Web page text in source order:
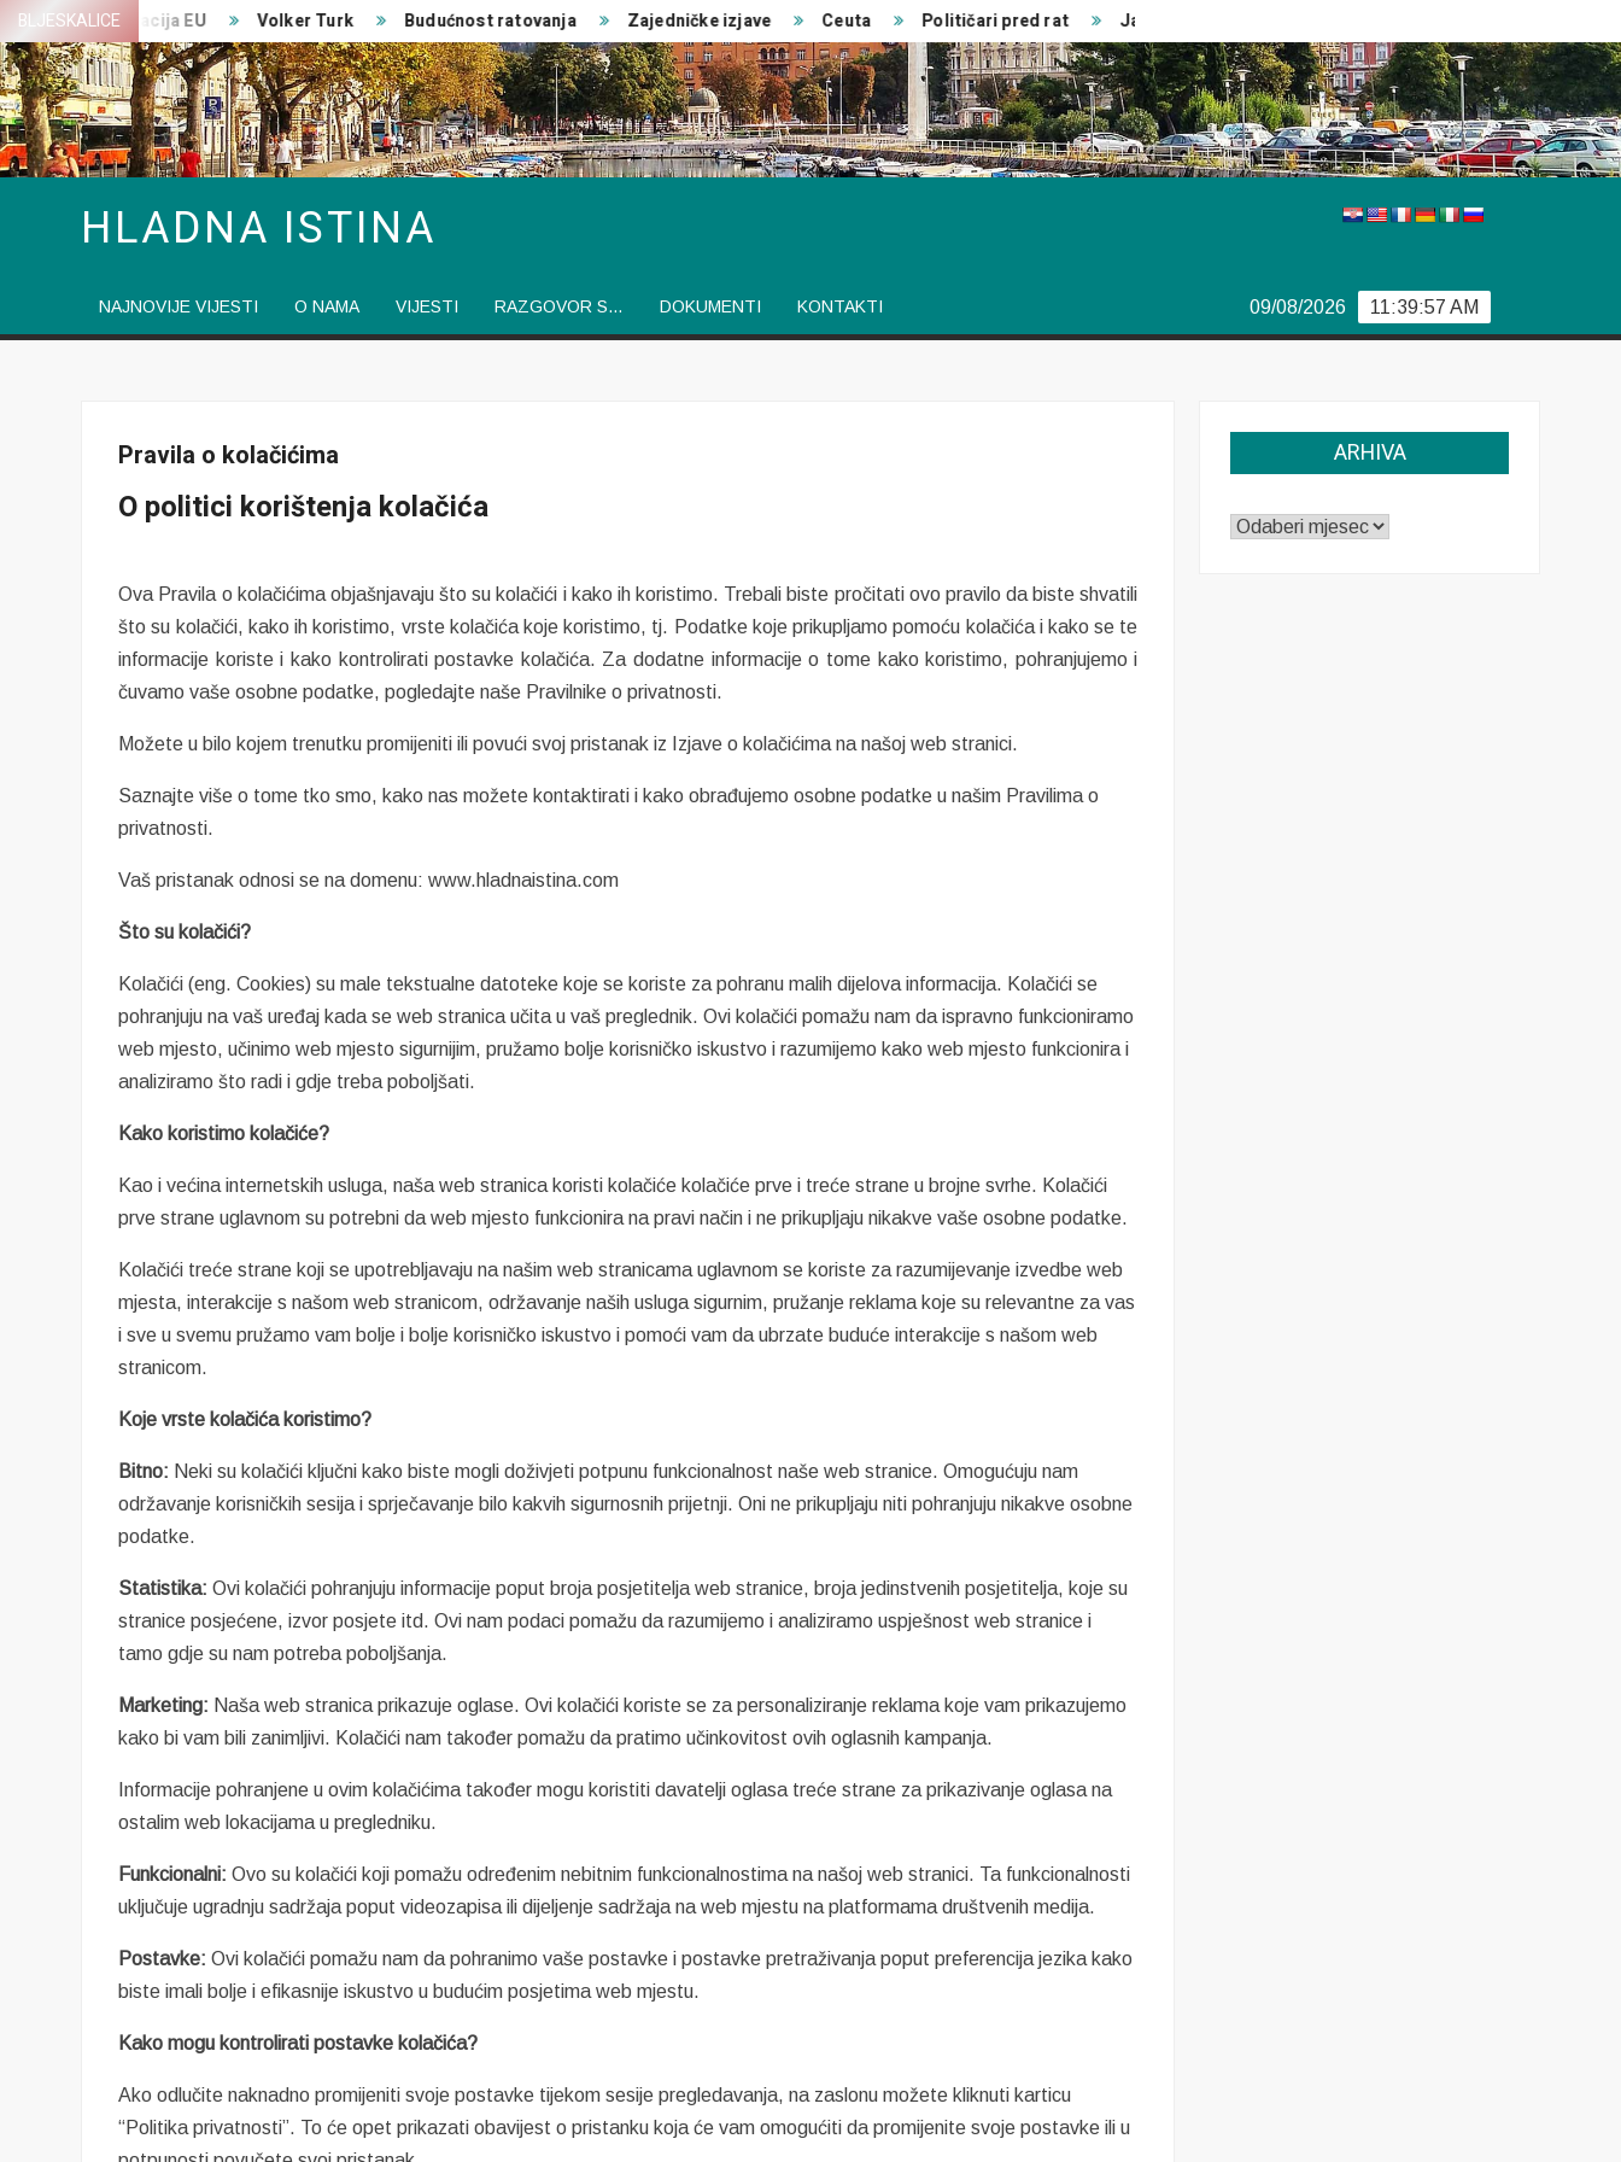
Skip
to
content
BLJESKALICE
transformacija EU Volker Turk Budućnost ratovanja Zajedničke izjave Ceuta Političari pred rat Japanski car
HLADNA ISTINA
NAJNOVIJE VIJESTI O NAMA VIJESTI RAZGOVOR S… DOKUMENTI KONTAKTI 11:39:58 AM
09/08/2026
Pravila o kolačićima
O politici korištenja kolačića
Ova Pravila o kolačićima objašnjavaju što su kolačići i kako ih koristimo. Trebali biste pročitati ovo pravilo da biste shvatili
što su kolačići, kako ih koristimo, vrste kolačića koje koristimo, tj. Podatke koje prikupljamo pomoću kolačića i kako se te
informacije koriste i kako kontrolirati postavke kolačića. Za dodatne informacije o tome kako koristimo, pohranjujemo i
čuvamo vaše osobne podatke, pogledajte naše Pravilnike o privatnosti.
Možete u bilo kojem trenutku promijeniti ili povući svoj pristanak iz Izjave o kolačićima na našoj web stranici.
Saznajte više o tome tko smo, kako nas možete kontaktirati i kako obrađujemo osobne podatke u našim Pravilima o
privatnosti.
Vaš pristanak odnosi se na domenu: www.hladnaistina.com
Što su kolačići?
Kolačići (eng. Cookies) su male tekstualne datoteke koje se koriste za pohranu malih dijelova informacija. Kolačići se
pohranjuju na vaš uređaj kada se web stranica učita u vaš preglednik. Ovi kolačići pomažu nam da ispravno funkcioniramo
web mjesto, učinimo web mjesto sigurnijim, pružamo bolje korisničko iskustvo i razumijemo kako web mjesto funkcionira i
analiziramo što radi i gdje treba poboljšati.
Kako koristimo kolačiće?
Kao i većina internetskih usluga, naša web stranica koristi kolačiće kolačiće prve i treće strane u brojne svrhe. Kolačići
prve strane uglavnom su potrebni da web mjesto funkcionira na pravi način i ne prikupljaju nikakve vaše osobne podatke.
Kolačići treće strane koji se upotrebljavaju na našim web stranicama uglavnom se koriste za razumijevanje izvedbe web
mjesta, interakcije s našom web stranicom, održavanje naših usluga sigurnim, pružanje reklama koje su relevantne za vas
i sve u svemu pružamo vam bolje i bolje korisničko iskustvo i pomoći vam da ubrzate buduće interakcije s našom web
stranicom.
Koje vrste kolačića koristimo?
Bitno: Neki su kolačići ključni kako biste mogli doživjeti potpunu funkcionalnost naše web stranice. Omogućuju nam
održavanje korisničkih sesija i sprječavanje bilo kakvih sigurnosnih prijetnji. Oni ne prikupljaju niti pohranjuju nikakve osobne
podatke.
Statistika: Ovi kolačići pohranjuju informacije poput broja posjetitelja web stranice, broja jedinstvenih posjetitelja, koje su
stranice posjećene, izvor posjete itd. Ovi nam podaci pomažu da razumijemo i analiziramo uspješnost web stranice i
tamo gdje su nam potreba poboljšanja.
Marketing: Naša web stranica prikazuje oglase. Ovi kolačići koriste se za personaliziranje reklama koje vam prikazujemo
kako bi vam bili zanimljivi. Kolačići nam također pomažu da pratimo učinkovitost ovih oglasnih kampanja.
Informacije pohranjene u ovim kolačićima također mogu koristiti davatelji oglasa treće strane za prikazivanje oglasa na
ostalim web lokacijama u pregledniku.
Funkcionalni: Ovo su kolačići koji pomažu određenim nebitnim funkcionalnostima na našoj web stranici. Ta funkcionalnosti
uključuje ugradnju sadržaja poput videozapisa ili dijeljenje sadržaja na web mjestu na platformama društvenih medija.
Postavke: Ovi kolačići pomažu nam da pohranimo vaše postavke i postavke pretraživanja poput preferencija jezika kako
biste imali bolje i efikasnije iskustvo u budućim posjetima web mjestu.
Kako mogu kontrolirati postavke kolačića?
Ako odlučite naknadno promijeniti svoje postavke tijekom sesije pregledavanja, na zaslonu možete kliknuti karticu
“Politika privatnosti”. To će opet prikazati obavijest o pristanku koja će vam omogućiti da promijenite svoje postavke ili u
ARHIVA
ARHIVA